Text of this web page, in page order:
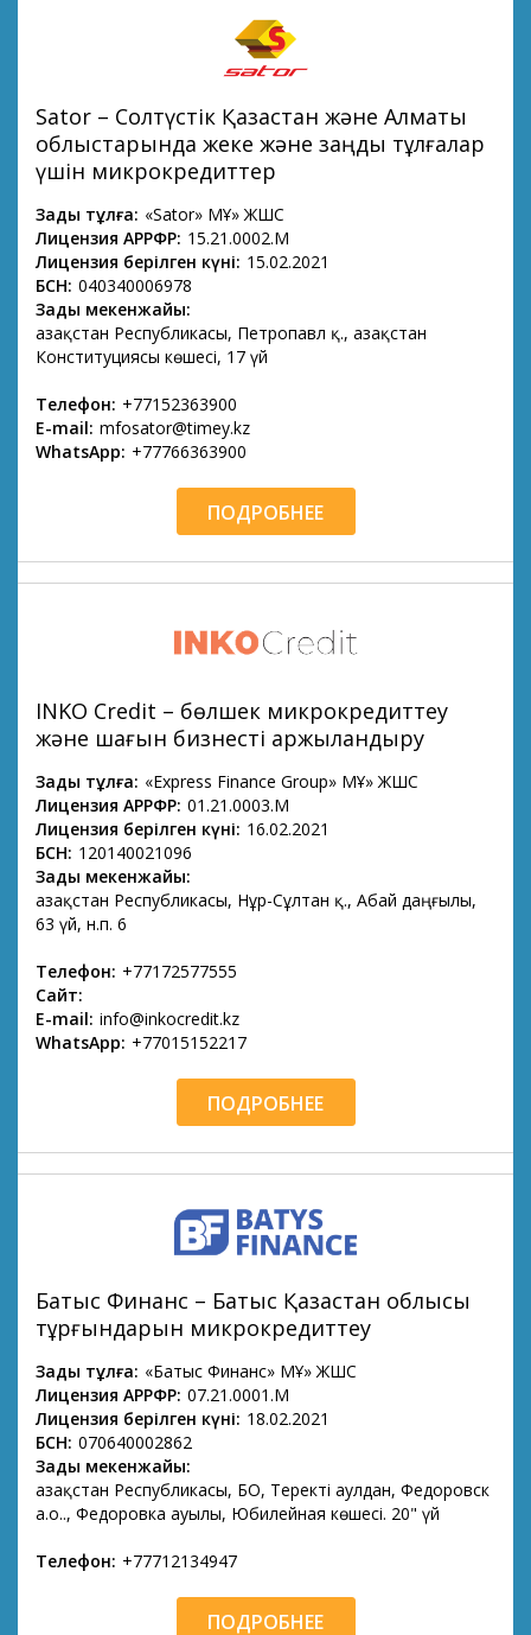
Sator – Солтүстік Қазақстан және Алматы
облыстарында жеке және заңды тұлғалар
үшін микрокредиттер
Заңды тұлға: «Sator» МҚҰ» ЖШС
Лицензия АРРФР: 15.21.0002.М
Лицензия берілген күні: 15.02.2021
БСН: 040340006978
Заңды мекенжайы:
Қазақстан Республикасы, Петропавл қ., Қазақстан
Конституциясы көшесі, 17 үй
Телефон: +77152363900
E-mail: mfosator@timey.kz
WhatsApp: +77766363900
ПОДРОБНЕЕ
INKO Credit – бөлшек микрокредиттеу
және шағын бизнесті қаржыландыру
Заңды тұлға: «Express Finance Group» МҚҰ» ЖШС
Лицензия АРРФР: 01.21.0003.М
Лицензия берілген күні: 16.02.2021
БСН: 120140021096
Заңды мекенжайы:
Қазақстан Республикасы, Нұр-Сұлтан қ., Абай даңғылы,
63 үй, н.п. 6
Телефон: +77172577555
Сайт:
E-mail: info@inkocredit.kz
WhatsApp: +77015152217
ПОДРОБНЕЕ
Батыс Финанс – Батыс Қазақстан облысы
тұрғындарын микрокредиттеу
Заңды тұлға: «Батыс Финанс» МҚҰ» ЖШС
Лицензия АРРФР: 07.21.0001.М
Лицензия берілген күні: 18.02.2021
БСН: 070640002862
Заңды мекенжайы:
Қазақстан Республикасы, БҚО, Теректі аулдан, Федоровск
а.о.., Федоровка ауылы, Юбилейная көшесі. 20" үй
Телефон: +77712134947
ПОДРОБНЕЕ